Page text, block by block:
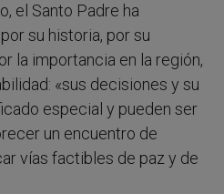
el Santo Padre ha
su historia, por su
la importancia en la región,
«sus decisiones y su
especial y pueden ser
un encuentro de
vías factibles de paz y de